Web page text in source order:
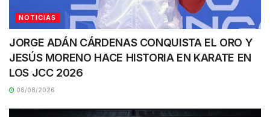
NOTICIAS
JORGE ADÁN CÁRDENAS CONQUISTA EL ORO Y
JESÚS MORENO HACE HISTORIA EN KARATE EN
LOS JCC 2026
06/08/2026